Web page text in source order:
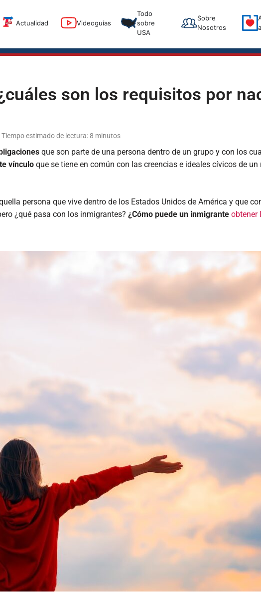
T
T Actualidad Videoguías
Todo
sobre
USA
Sobre
Nosotros
son los requisitos por
estimado de lectura: 8 minutos
que son parte de una persona dentro de un grupo y con los
vínculo que se tiene en común con las creencias e ideales cívicos de
persona que vive dentro de los Estados Unidos de América y que
¿qué pasa con los inmigrantes? ¿Cómo puede un inmigrante obtener